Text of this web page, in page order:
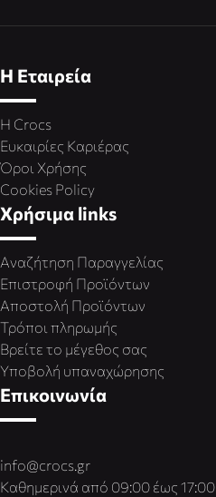
Η Εταιρεία
Η Crocs
Ευκαιρίες Καριέρας
Όροι Χρήσης
Cookies Policy
Χρήσιμα links
Αναζήτηση Παραγγελίας
Επιστροφή Προϊόντων
Αποστολή Προϊόντων
Τρόποι πληρωμής
Βρείτε το μέγεθος σας
Υποβολή υπαναχώρησης
Επικοινωνία
info@crocs.gr
Καθημερινά από 09:00 έως 17:00